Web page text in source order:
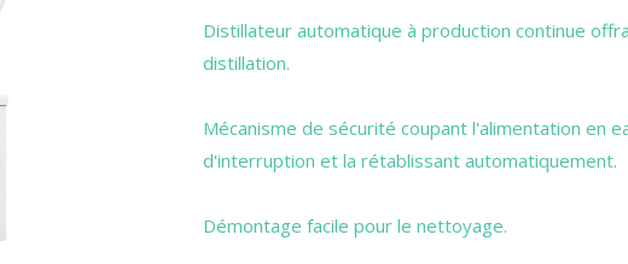
Distillateur automatique à production continue
distillation.
Mécanisme de sécurité coupant l'alimentation en
d'interruption et la rétablissant automatiquement.
Démontage facile pour le nettoyage.